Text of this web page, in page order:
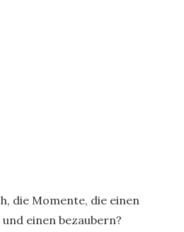
die Momente, die einen
einen bezaubern?